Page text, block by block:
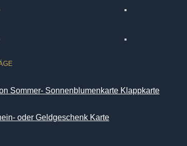
Sommer- Sonnenblumenkarte Klappkarte
oder Geldgeschenk Karte